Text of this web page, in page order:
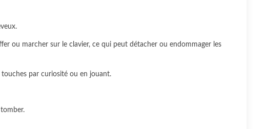
ou marcher sur le clavier, ce qui peut détacher ou endommager les
par curiosité ou en jouant.